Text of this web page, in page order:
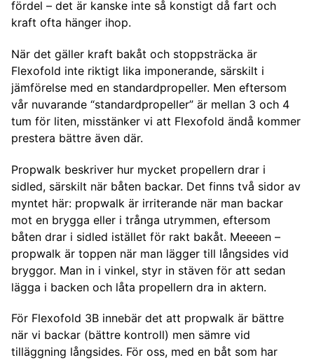
fördel – det är kanske inte så konstigt då fart och
kraft ofta hänger ihop.
När det gäller kraft bakåt och stoppsträcka är
Flexofold inte riktigt lika imponerande, särskilt i
jämförelse med en standardpropeller. Men eftersom
vår nuvarande “standardpropeller” är mellan 3 och 4
tum för liten, misstänker vi att Flexofold ändå kommer
prestera bättre även där.
Propwalk beskriver hur mycket propellern drar i
sidled, särskilt när båten backar. Det finns två sidor av
myntet här: propwalk är irriterande när man backar
mot en brygga eller i trånga utrymmen, eftersom
båten drar i sidled istället för rakt bakåt. Meeeen –
propwalk är toppen när man lägger till långsides vid
bryggor. Man in i vinkel, styr in stäven för att sedan
lägga i backen och låta propellern dra in aktern.
För Flexofold 3B innebär det att propwalk är bättre
när vi backar (bättre kontroll) men sämre vid
tilläggning långsides. För oss, med en båt som har